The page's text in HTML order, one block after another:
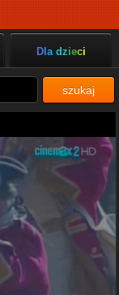
Dla dzieci
szukaj